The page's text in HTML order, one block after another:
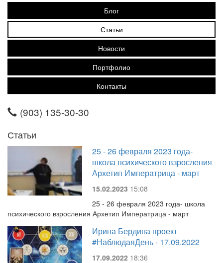
Блог
Статьи
Новости
Портфолио
Контакты
(903) 135-30-30
Статьи
25 - 26 февраля 2023 года-
школа психического взросления
Архетип Императрица - март
15.02.2023 15:08
25 - 26 февраля 2023 года- школа
психического взросления Архетип Императрица - март
Ирина Бердина проект
#НаблюдаяДень - 17.09.2022
17.09.2022 18:36